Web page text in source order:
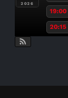
2026
19:00
20:15